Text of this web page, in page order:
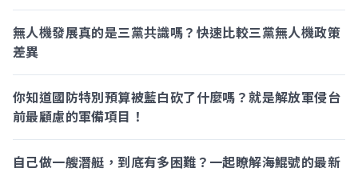
無人機發展真的是三黨共識嗎？快速比較三黨無人機政策
差異
你知道國防特別預算被藍白砍了什麼嗎？就是解放軍侵台
前最顧慮的軍備項目！
自己做一艘潛艇，到底有多困難？一起瞭解海鯤號的最新